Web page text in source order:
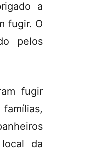
a
fugir. O
pelos
fugir
da